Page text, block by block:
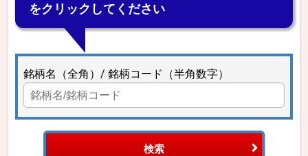
をクリックしてください
銘柄名（全角）/ 銘柄コード（半角数字）
検索